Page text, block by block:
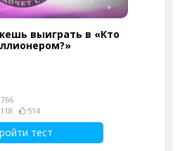
выиграть в «Кто
514
тест